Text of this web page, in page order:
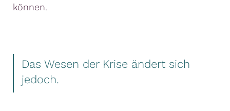
können.
Das Wesen der Krise ändert sich
jedoch.